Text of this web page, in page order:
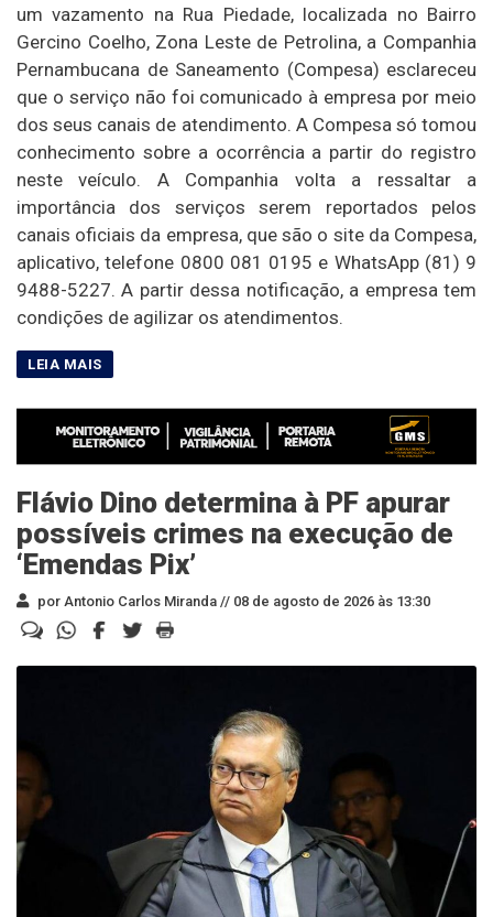
um vazamento na Rua Piedade, localizada no Bairro
Gercino Coelho, Zona Leste de Petrolina, a Companhia
Pernambucana de Saneamento (Compesa) esclareceu
que o serviço não foi comunicado à empresa por meio
dos seus canais de atendimento. A Compesa só tomou
conhecimento sobre a ocorrência a partir do registro
neste veículo. A Companhia volta a ressaltar a
importância dos serviços serem reportados pelos
canais oficiais da empresa, que são o site da Compesa,
aplicativo, telefone 0800 081 0195 e WhatsApp (81) 9
9488-5227. A partir dessa notificação, a empresa tem
condições de agilizar os atendimentos.
Flávio Dino determina à PF apurar
possíveis crimes na execução de
‘Emendas Pix’
por Antonio Carlos Miranda // 08 de agosto de 2026 às 13:30